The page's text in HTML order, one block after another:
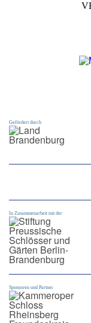
Gefördert durch
In Zusammenarbeit mit der
Sponsoren und Partner